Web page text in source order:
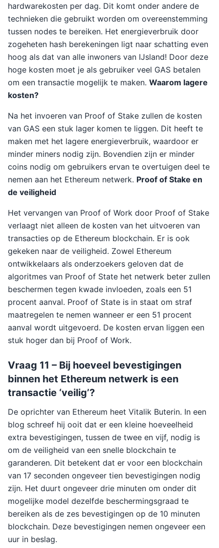
hardwarekosten per dag. Dit komt onder andere de
technieken die gebruikt worden om overeenstemming
tussen nodes te bereiken. Het energieverbruik door
zogeheten hash berekeningen ligt naar schatting even
hoog als dat van alle inwoners van IJsland! Door deze
hoge kosten moet je als gebruiker veel GAS betalen
om een transactie mogelijk te maken. Waarom lagere
kosten?
Na het invoeren van Proof of Stake zullen de kosten
van GAS een stuk lager komen te liggen. Dit heeft te
maken met het lagere energieverbruik, waardoor er
minder miners nodig zijn. Bovendien zijn er minder
coins nodig om gebruikers ervan te overtuigen deel te
nemen aan het Ethereum netwerk. Proof of Stake en
de veiligheid
Het vervangen van Proof of Work door Proof of Stake
verlaagt niet alleen de kosten van het uitvoeren van
transacties op de Ethereum blockchain. Er is ook
gekeken naar de veiligheid. Zowel Ethereum
ontwikkelaars als onderzoekers geloven dat de
algoritmes van Proof of State het netwerk beter zullen
beschermen tegen kwade invloeden, zoals een 51
procent aanval. Proof of State is in staat om straf
maatregelen te nemen wanneer er een 51 procent
aanval wordt uitgevoerd. De kosten ervan liggen een
stuk hoger dan bij Proof of Work.
Vraag 11 – Bij hoeveel bevestigingen
binnen het Ethereum netwerk is een
transactie ‘veilig’?
De oprichter van Ethereum heet Vitalik Buterin. In een
blog schreef hij ooit dat er een kleine hoeveelheid
extra bevestigingen, tussen de twee en vijf, nodig is
om de veiligheid van een snelle blockchain te
garanderen. Dit betekent dat er voor een blockchain
van 17 seconden ongeveer tien bevestigingen nodig
zijn. Het duurt ongeveer drie minuten om onder dit
mogelijke model dezelfde beschermingsgraad te
bereiken als de zes bevestigingen op de 10 minuten
blockchain. Deze bevestigingen nemen ongeveer een
uur in beslag.